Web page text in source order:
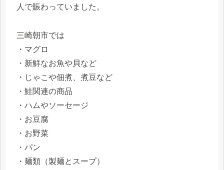
人で賑わっていました。
三崎朝市では
・マグロ
・新鮮なお魚や貝など
・じゃこや佃煮、煮豆など
・鮭関連の商品
・ハムやソーセージ
・お豆腐
・お野菜
・パン
・麺類（製麺とスープ）